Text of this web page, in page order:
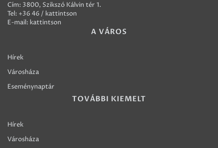
Cím: 3800, Szikszó Kálvin tér 1.
Tel: +36 46 / kattintson
E-mail: kattintson
A VÁROS
Hírek
Városháza
Eseménynaptár
TOVÁBBI KIEMELT
Hírek
Városháza